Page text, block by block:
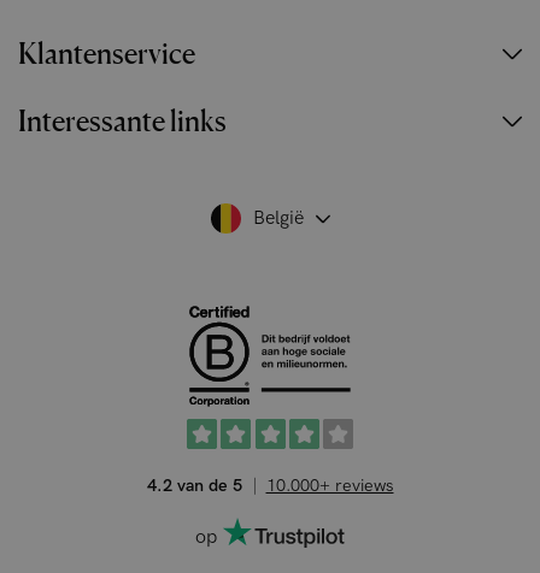
Klantenservice
Interessante links
België
4.2 van de 5 10.000+ reviews
op